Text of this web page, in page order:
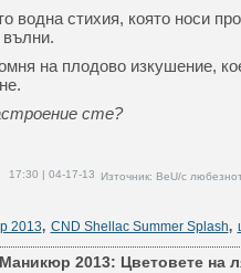
водна стихия, която носи
на плодово изкушение,
сте?
17:30 | 04-17-13 Източник: BeU/с
2013, CND Shellac Summer Splash,
2013: Цветовете на